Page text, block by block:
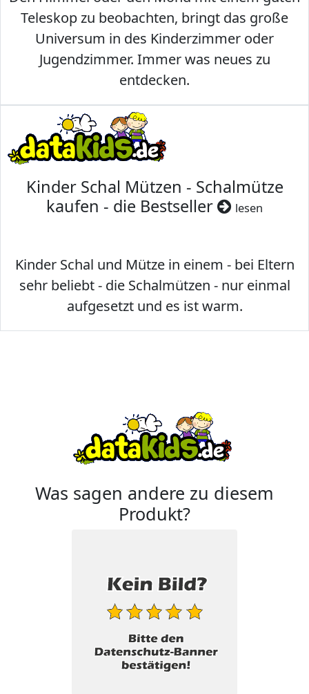
Teleskop zu beobachten, bringt das große
Universum in des Kinderzimmer oder
Jugendzimmer. Immer was neues zu
entdecken.
Kinder Schal Mützen - Schalmütze
kaufen - die Bestseller
lesen
Kinder Schal und Mütze in einem - bei Eltern
sehr beliebt - die Schalmützen - nur einmal
aufgesetzt und es ist warm.
Was sagen andere zu diesem
Produkt?